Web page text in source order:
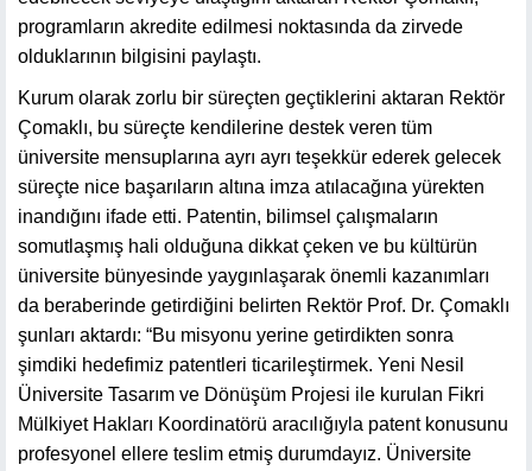
programların akredite edilmesi noktasında da zirvede
olduklarının bilgisini paylaştı.
Kurum olarak zorlu bir süreçten geçtiklerini aktaran Rektör
Çomaklı, bu süreçte kendilerine destek veren tüm
üniversite mensuplarına ayrı ayrı teşekkür ederek gelecek
süreçte nice başarıların altına imza atılacağına yürekten
inandığını ifade etti. Patentin, bilimsel çalışmaların
somutlaşmış hali olduğuna dikkat çeken ve bu kültürün
üniversite bünyesinde yaygınlaşarak önemli kazanımları
da beraberinde getirdiğini belirten Rektör Prof. Dr. Çomaklı
şunları aktardı: “Bu misyonu yerine getirdikten sonra
şimdiki hedefimiz patentleri ticarileştirmek. Yeni Nesil
Üniversite Tasarım ve Dönüşüm Projesi ile kurulan Fikri
Mülkiyet Hakları Koordinatörü aracılığıyla patent konusunu
profesyonel ellere teslim etmiş durumdayız. Üniversite